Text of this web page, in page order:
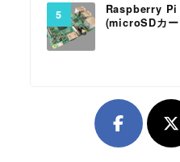
Raspberry Pi
(microSDカ